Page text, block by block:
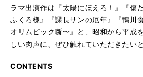
ラマ出演作は『太陽にほえろ！』『傷
ふくろ様』『課長サンの厄年』『鴨川
オリムピック噺〜』と、昭和から平成
しい肉声に、ぜひ触れていただきたい
CONTENTS